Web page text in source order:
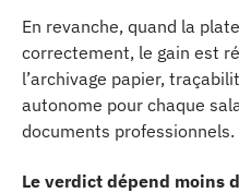
En revanche, quand la
correctement, le gain est
l’archivage papier,
autonome pour chaque
documents professionnels.
Le verdict dépend moins